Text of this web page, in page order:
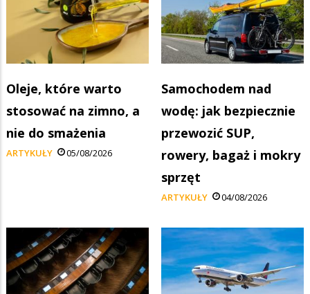
Oleje, które warto
stosować na zimno, a
nie do smażenia
ARTYKUŁY 05/08/2026
Samochodem nad
wodę: jak bezpiecznie
przewozić SUP,
rowery, bagaż i mokry
sprzęt
ARTYKUŁY 04/08/2026